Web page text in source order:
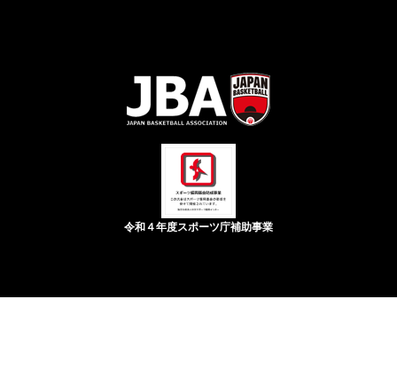
令和４年度スポーツ庁補助事業